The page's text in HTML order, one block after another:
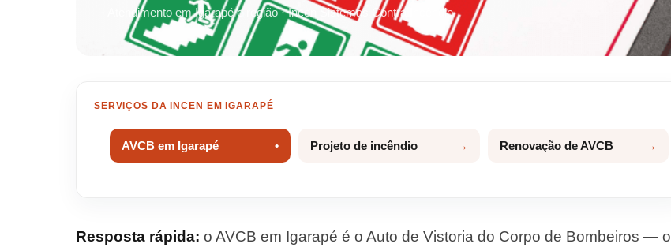
Atendimento em Igarapé e região · Incen Sistemas Contra Incêndio
SERVIÇOS DA INCEN EM IGARAPÉ
AVCB em Igarapé Projeto de incêndio Renovação de AVCB
Resposta rápida: o AVCB em Igarapé é o Auto de Vistoria do Corpo de Bombeiros — o